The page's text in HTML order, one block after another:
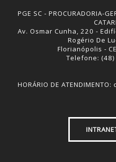
PGE SC - PROCURADORIA-
Av. Osmar Cunha, 220 -
Rogério De
Florianópolis -
Telefone:
HORÁRIO DE